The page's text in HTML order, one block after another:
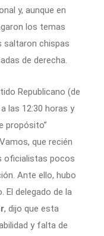
y, aunque en
los temas
chispas
de derecha.
Republicano (de
las 12:30 horas y
propósito”
que recién
oficialistas pocos
Ante ello, hubo
El delegado de la
, dijo que esta
y falta de